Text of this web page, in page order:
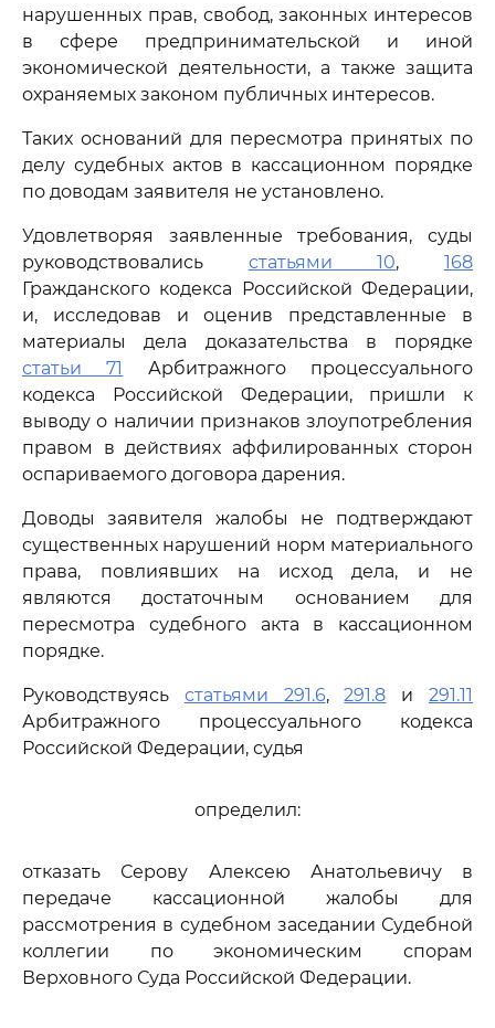
нарушенных прав, свобод, законных интересов
в сфере предпринимательской и иной
экономической деятельности, а также защита
охраняемых законом публичных интересов.
Таких оснований для пересмотра принятых по
делу судебных актов в кассационном порядке
по доводам заявителя не установлено.
Удовлетворяя заявленные требования, суды
руководствовались статьями 10,168
Гражданского кодекса Российской Федерации,
и, исследовав и оценив представленные в
материалы дела доказательства в порядке
статьи 71
Арбитражного процессуального
кодекса Российской Федерации, пришли к
выводу о наличии признаков злоупотребления
правом в действиях аффилированных сторон
оспариваемого договора дарения.
Доводы заявителя жалобы не подтверждают
существенных нарушений норм материального
права, повлиявших на исход дела, и не
являются достаточным основанием для
пересмотра судебного акта в кассационном
порядке.
Руководствуясь статьями 291.6,291.8 и291.11
Арбитражного процессуального кодекса
Российской Федерации, судья
определил:
отказать Серову Алексею Анатольевичу в
передаче кассационной жалобы для
рассмотрения в судебном заседании Судебной
коллегии по экономическим спорам
Верховного Суда Российской Федерации.